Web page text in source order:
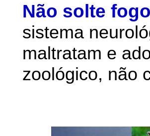
Não solte
sistema
maltratam e
zoológico, não